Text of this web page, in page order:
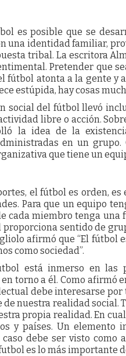
es posible que se
una identidad familiar,
tribal. La escritora
Pretender que
fútbol atonta a la gente y
estúpida, hay cosas
social del fútbol llevó
libre o acción.
la idea de la
en un grupo.
que tiene un
el fútbol es orden,
Para que un equipo
cada miembro tenga una
sentido de
afirmó que “El fútbol
como sociedad”.
está inmerso en las
torno a él. Como afirmó
debe interesarse por
de nuestra realidad
propia realidad. En
y países. Un elemento
debe ser visto como
es lo más importante